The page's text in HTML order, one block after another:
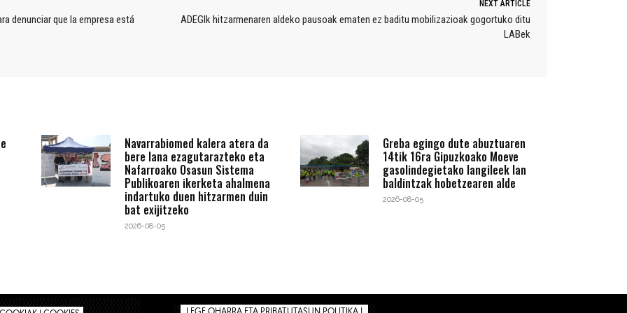
denunciar que la empresa está
NEXT ARTICLE
ADEGIk hitzarmenaren aldeko pausoak ematen ez baditu mobilizazioak gogortuko ditu
LABek
Navarrabiomed kalera atera da
bere lana ezagutarazteko eta
Nafarroako Osasun Sistema
Publikoaren ikerketa ahalmena
indartuko duen hitzarmen duin
bat exijitzeko
2026-08-05
Greba egingo dute abuztuaren
14tik 16ra Gipuzkoako Moeve
gasolindegietako langileek lan
baldintzak hobetzearen alde
2026-08-05